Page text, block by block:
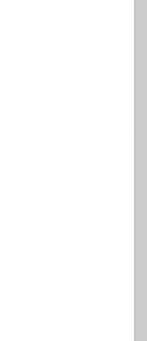
Lituania per aver
di anticipo, il contratto di
elettrica della Russia,
alla rete continentale
quella espressa da
Idrocarburi, alla III
Settimana dell'Energia,
in India. Rodr
di un futuro energetico
i popoli del mondo.
la costruzione di
e multipolare e che, a